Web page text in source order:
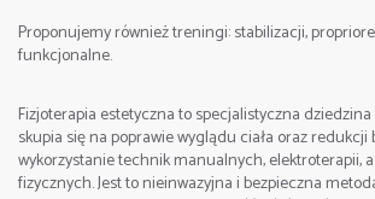
Cena:
1900 zł.(zaliczka rezerwacyjna 500
tel. +48 512 263 099 Sebastian
Proponujemy również treningi: stabilizacji,
funkcjonalne.
Fizjoterapia estetyczna to specjalistyczna
skupia się na poprawie wyglądu ciała oraz redukcji
wykorzystanie technik manualnych, elektroterapii,
fizycznych. Jest to nieinwazyjna i bezpieczna